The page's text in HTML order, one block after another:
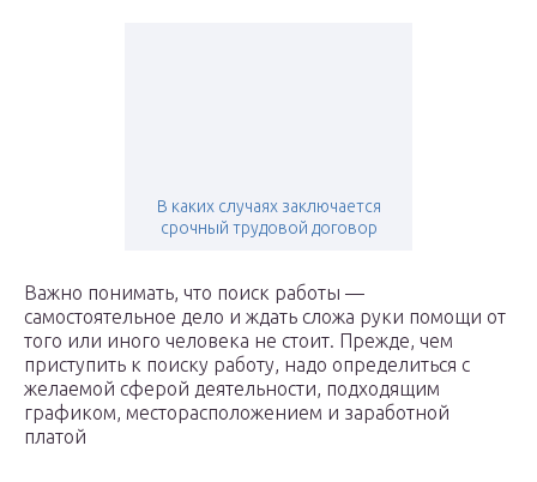
В каких случаях заключается
срочный трудовой договор
Важно понимать, что поиск работы —
самостоятельное дело и ждать сложа руки помощи от
того или иного человека не стоит. Прежде, чем
приступить к поиску работу, надо определиться с
желаемой сферой деятельности, подходящим
графиком, месторасположением и заработной
платой